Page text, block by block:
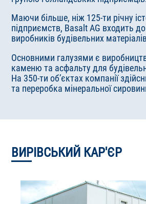
Маючи більше, ніж 125-ти річну
підприємств, Basalt AG входить
виробників будівельних
Основними галузями є
каменю та асфальту для
На 350-ти об’єктах компанії
та переробка мінеральної
ВИРІВСЬКИЙ КАР'ЄР